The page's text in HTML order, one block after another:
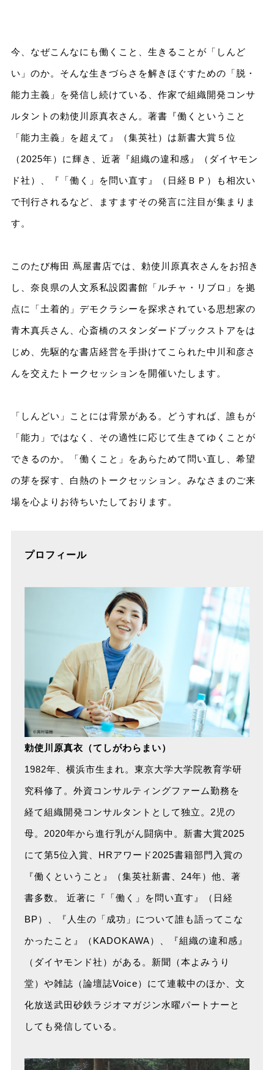
今、なぜこんなにも働くこと、生きることが「しんど
い」のか。そんな生きづらさを解きほぐすための「脱・
能力主義」を発信し続けている、作家で組織開発コンサ
ルタントの勅使川原真衣さん。著書『働くということ
「能力主義」を超えて』（集英社）は新書大賞５位
（2025年）に輝き、近著『組織の違和感』（ダイヤモン
ド社）、『「働く」を問い直す』（日経ＢＰ）も相次い
で刊行されるなど、ますますその発言に注目が集まりま
す。
このたび梅田 蔦屋書店では、勅使川原真衣さんをお招き
し、奈良県の人文系私設図書館「ルチャ・リブロ」を拠
点に「土着的」デモクラシーを探求されている思想家の
青木真兵さん、心斎橋のスタンダードブックストアをは
じめ、先駆的な書店経営を手掛けてこられた中川和彦さ
んを交えたトークセッションを開催いたします。
「しんどい」ことには背景がある。どうすれば、誰もが
「能力」ではなく、その適性に応じて生きてゆくことが
できるのか。「働くこと」をあらためて問い直し、希望
の芽を探す、白熱のトークセッション。みなさまのご来
場を心よりお待ちいたしております。
プロフィール
勅使川原真衣（てしがわらまい）
1982年、横浜市生まれ。東京大学大学院教育学研
究科修了。外資コンサルティングファーム勤務を
経て組織開発コンサルタントとして独立。2児の
母。2020年から進行乳がん闘病中。新書大賞2025
にて第5位入賞、HRアワード2025書籍部門入賞の
『働くということ』（集英社新書、24年）他、著
書多数。 近著に『「働く」を問い直す』（日経
BP）、『人生の「成功」について誰も語ってこな
かったこと』（KADOKAWA）、『組織の違和感』
（ダイヤモンド社）がある。新聞（本よみうり
堂）や雑誌（論壇誌Voice）にて連載中のほか、文
化放送武田砂鉄ラジオマガジン水曜パートナーと
しても発信している。